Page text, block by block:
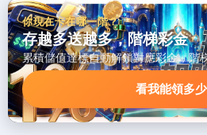
你現在卡在哪一階？
存越多送越多，階梯彩金
累積儲值達標自動解鎖對應彩金，階
看我能領多